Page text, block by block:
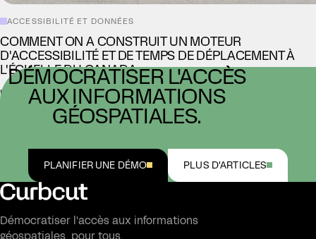
ACCESSIBILITÉ ET DONNÉES
COMMENT ON A CONSTRUIT UN MOTEUR
D'ACCESSIBILITÉ ET DE TEMPS DE DÉPLACEMENT À
L'ÉCHELLE DU CANADA
LIRE LA SUITE →
DÉMOCRATISER L'ACCÈS
AUX INFORMATIONS
GÉOSPATIALES.
PLANIFIER UNE DÉMO PLUS D'ARTICLES
Démocratiser l'accès aux informations
géospatiales, pour tous.